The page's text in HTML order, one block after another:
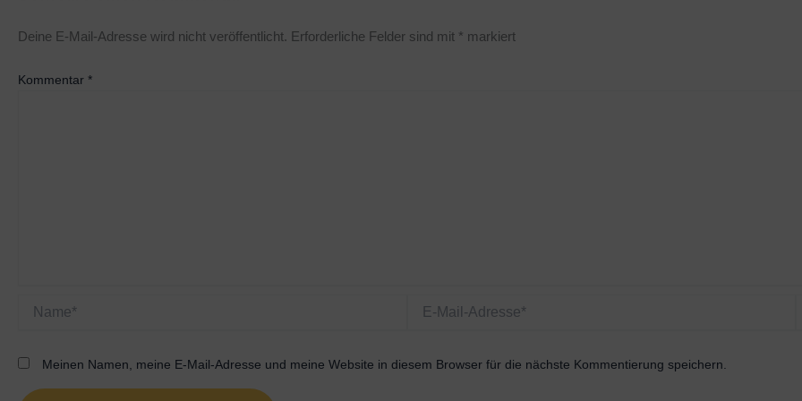
Deine E-Mail-Adresse wird nicht veröffentlicht. Erforderliche Felder sind mit * markiert
Kommentar *
Mail-
Meinen Namen, meine E-Mail-Adresse und meine Website in diesem Browser für die nächste Kommentierung speichern.